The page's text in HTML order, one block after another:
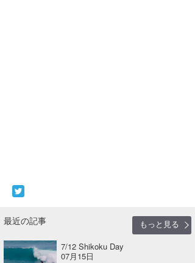
最近の記事
もっと見る
7/12 Shikoku Day
07月15日